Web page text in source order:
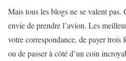
Mais tous les blogs ne se valent pas.
envie de prendre l’avion. Les
votre correspondance, de payer trois
ou de passer à côté d’un coin